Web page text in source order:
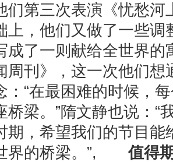
们第三次表演《忧愁河
上，他们又做了一些调
成了一则献给全世界的
周刊》，这一次他们
：“在最困难的时候，
桥梁。”隋文静也说：“
期，希望我们的节目能
界的桥梁。”,值得